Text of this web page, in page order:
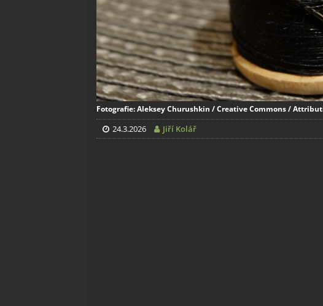
Fotografie: Aleksey Churushkin / Creative Commons /
24.3.2026 Jiří Kolář